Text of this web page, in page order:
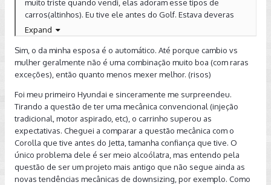
muito triste quando vendi, elas adoram esse tipos de
carros(altinhos). Eu tive ele antes do Golf. Estava deveras
preocupado quanto o silêncio à bordo, na permuta. O X e
com certeza, todos os HB20 o são. Outra coisa que eu
gostava, era aquelas borrachas duplas ao redor do batente
da porta e carroceria. Sou gamado até hoje naquele bater
suave e abafado das portas. Até hoje tenho minhas dúvidas
minhas dúvidas.
E aquelas topadas/batidas de amortecedores.....dando final
de curso....existe até hoje? Isso é fruto da suspensa
molenga, não existe almoço grátis. Tenho também saudades
das trocas de óleo, os camaradas eram muitos metódicos.
Examinavam tudo o que tinha direito no carro, seguiam à
risca a check-list.
Expand
Sim, o da minha esposa é o automático. Até porque cambio vs
mulher geralmente não é uma combinação muito boa (com raras
exceções), então quanto menos mexer melhor. (risos)
Foi meu primeiro Hyundai e sinceramente me surpreendeu.
Tirando a questão de ter uma mecânica convencional (injeção
tradicional, motor aspirado, etc), o carrinho superou as
expectativas. Cheguei a comparar a questão mecânica com o
Corolla que tive antes do Jetta, tamanha confiança que tive. O
único problema dele é ser meio alcoólatra, mas entendo pela
questão de ser um projeto mais antigo que não segue ainda as
novas tendências mecânicas de downsizing, por exemplo. Como